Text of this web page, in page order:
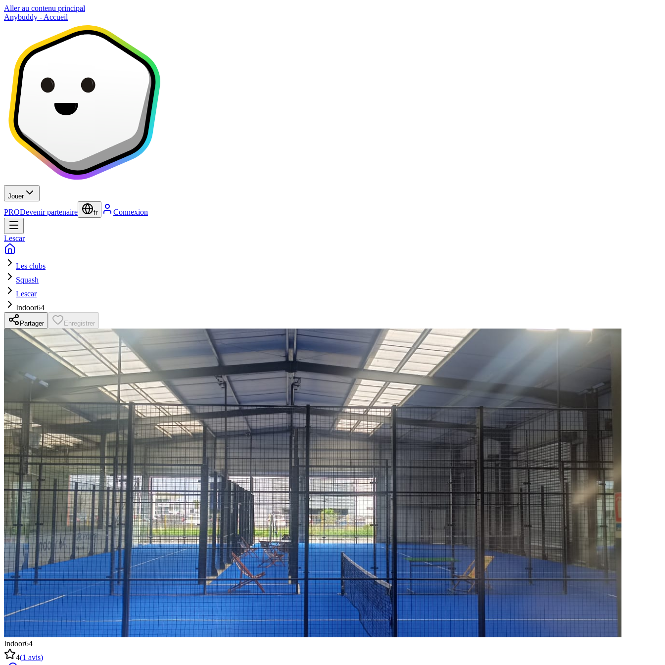
Aller au contenu principal
Anybuddy - Accueil
Jouer
PRODevenir partenaire fr Connexion
Lescar
Les clubs
Squash
Lescar
Indoor64
Partager Enregistrer
Indoor64
4(1 avis)